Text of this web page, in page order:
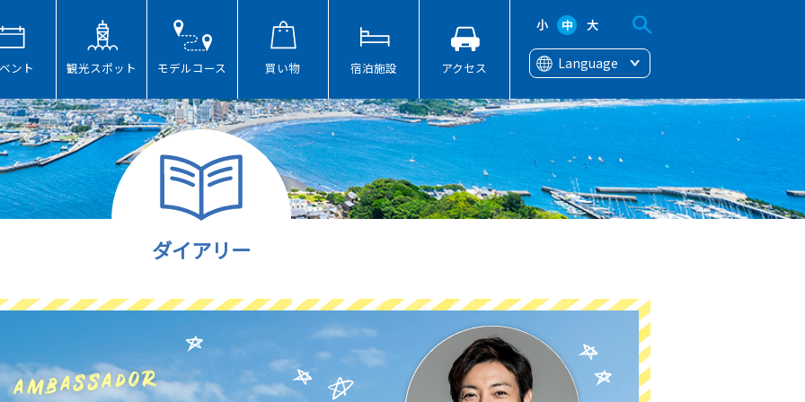
小 中 大
Language
ント 観光スポット モデルコース 買い物 宿泊施設 アクセス
ダイアリー